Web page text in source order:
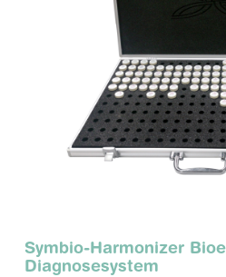
Symbio-Harmonizer
Diagnosesystem